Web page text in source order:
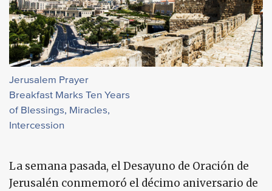
Jerusalem Prayer
Breakfast Marks Ten Years
of Blessings, Miracles,
Intercession
La semana pasada, el Desayuno de Oración de
Jerusalén conmemoró el décimo aniversario de